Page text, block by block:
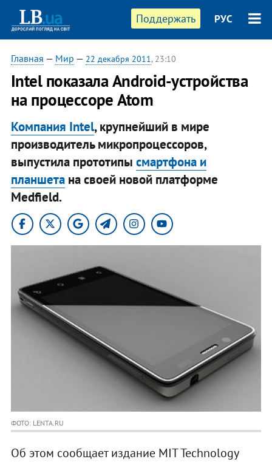
Поддержать РУС
Главная — Мир — 22 декабря 2011, 23:10
Intel показала Android-устройства
на процессоре Atom
Компания Intel, крупнейший в мире
производитель микропроцессоров,
выпустила прототипы смартфона и
планшетана своей новой платформе
Medfield.
ФОТО: LENTA.RU
Об этом сообщает издание MIT Technology